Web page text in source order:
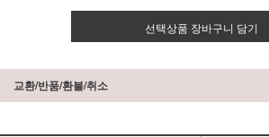
선택상품 장바구니 담기
교환/반품/환불/취소